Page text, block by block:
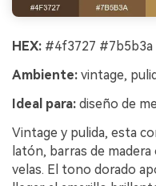
HEX: #4f3727
Ambiente: vintage,
Ideal para: diseño de
Vintage y pulida, esta
latón, barras de
velas. El tono dorado